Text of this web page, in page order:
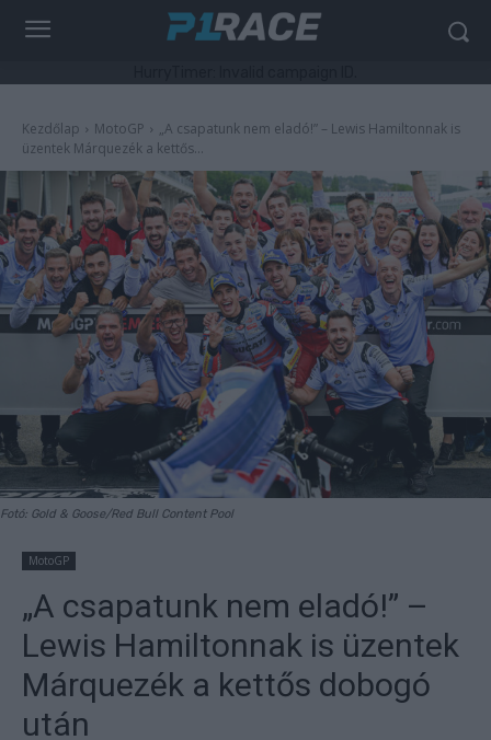
Kezdőlap MotoGP
„A csapatunk nem eladó!” – Lewis Hamiltonnak is
üzentek Márquezék a kettős...
Fotó: Gold & Goose/Red Bull Content Pool
MotoGP
„A csapatunk nem eladó!” –
Lewis Hamiltonnak is üzentek
Márquezék a kettős dobogó
után